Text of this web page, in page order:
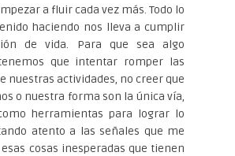
a fluir cada vez más. Todo lo
haciendo nos lleva a cumplir
de vida. Para que sea algo
que intentar romper las
nuestras actividades, no creer que
o nuestra forma son la única vía,
herramientas para lograr lo
atento a las señales que me
cosas inesperadas que tienen